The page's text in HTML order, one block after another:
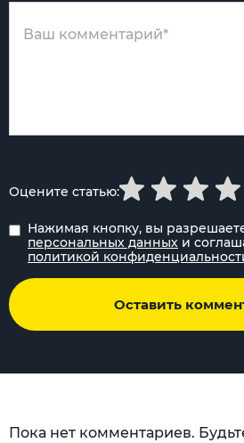
Нажимая кнопку, вы
персональных данных и
политикой
Оставить
Оцените статью:
Пока нет комментариев.